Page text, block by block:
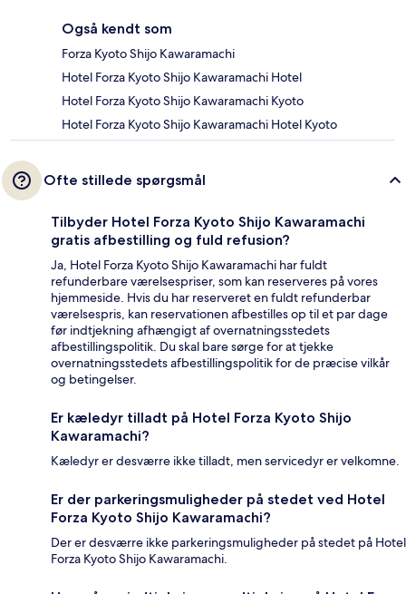
Også kendt som
Forza Kyoto Shijo Kawaramachi
Hotel Forza Kyoto Shijo Kawaramachi Hotel
Hotel Forza Kyoto Shijo Kawaramachi Kyoto
Hotel Forza Kyoto Shijo Kawaramachi Hotel Kyoto
Ofte stillede spørgsmål
Tilbyder Hotel Forza Kyoto Shijo Kawaramachi
gratis afbestilling og fuld refusion?
Ja, Hotel Forza Kyoto Shijo Kawaramachi har fuldt
refunderbare værelsespriser, som kan reserveres på vores
hjemmeside. Hvis du har reserveret en fuldt refunderbar
værelsespris, kan reservationen afbestilles op til et par dage
før indtjekning afhængigt af overnatningsstedets
afbestillingspolitik. Du skal bare sørge for at tjekke
overnatningsstedets afbestillingspolitik for de præcise vilkår
og betingelser.
Er kæledyr tilladt på Hotel Forza Kyoto Shijo
Kawaramachi?
Kæledyr er desværre ikke tilladt, men servicedyr er velkomne.
Er der parkeringsmuligheder på stedet ved Hotel
Forza Kyoto Shijo Kawaramachi?
Der er desværre ikke parkeringsmuligheder på stedet på Hotel
Forza Kyoto Shijo Kawaramachi.